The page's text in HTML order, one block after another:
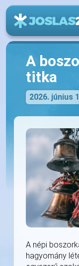
A
titka
2026. június
A népi
hagyomány